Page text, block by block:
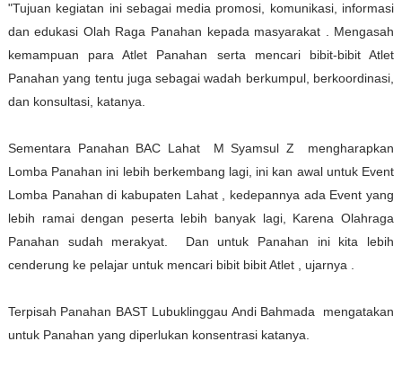
"Tujuan kegiatan ini sebagai media promosi, komunikasi, informasi
dan edukasi Olah Raga Panahan kepada masyarakat . Mengasah
kemampuan para Atlet Panahan serta mencari bibit-bibit Atlet
Panahan yang tentu juga sebagai wadah berkumpul, berkoordinasi,
dan konsultasi, katanya.
Sementara Panahan BAC Lahat M Syamsul Z mengharapkan
Lomba Panahan ini lebih berkembang lagi, ini kan awal untuk Event
Lomba Panahan di kabupaten Lahat , kedepannya ada Event yang
lebih ramai dengan peserta lebih banyak lagi, Karena Olahraga
Panahan sudah merakyat. Dan untuk Panahan ini kita lebih
cenderung ke pelajar untuk mencari bibit bibit Atlet , ujarnya .
Terpisah Panahan BAST Lubuklinggau Andi Bahmada mengatakan
untuk Panahan yang diperlukan konsentrasi katanya.